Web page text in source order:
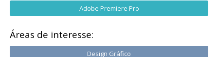
Adobe Premiere Pro
Áreas de interesse:
Design Gráfico